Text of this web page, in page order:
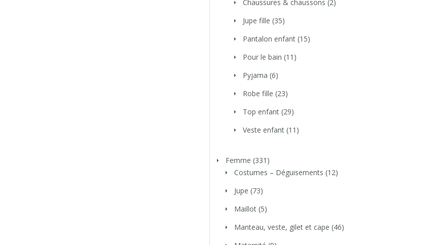
Chaussures & chaussons (2)
Jupe fille (35)
Pantalon enfant (15)
Pour le bain (11)
Pyjama (6)
Robe fille (23)
Top enfant (29)
Veste enfant (11)
Femme (331)
Costumes – Déguisements (12)
Jupe (73)
Maillot (5)
Manteau, veste, gilet et cape (46)